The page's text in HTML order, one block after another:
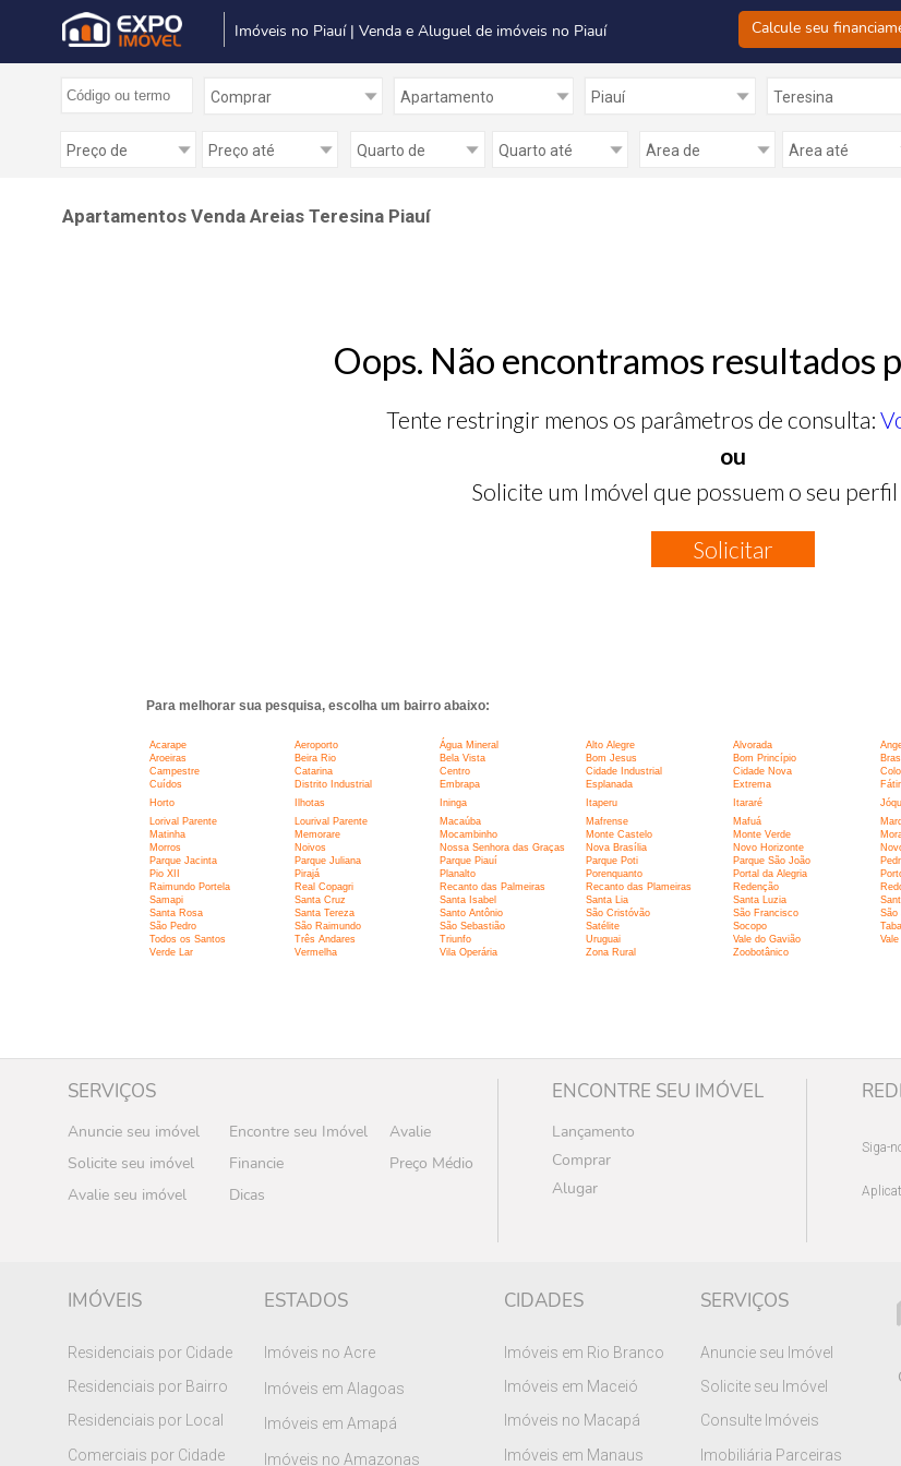
Imóveis no Piauí | Venda e Aluguel de imóveis no Piauí Calcule seu
Apartamentos Venda Areias Teresina Piauí
Oops. Não encontramos resultados
Tente restringir menos os parâmetros de consulta:
ou
Solicite um Imóvel que possuem o seu
Solicitar
Para melhorar sua pesquisa, escolha um bairro abaixo:
Acarape Aeroporto Água Mineral Alto Alegre Alvorada
Aroeiras
Beira Rio Bela Vista Bom Jesus Bom Princípio
Campestre
Catarina Centro Cidade Industrial Cidade Nova
Cuídos
Distrito Industrial Embrapa Esplanada Extrema
Horto
Ilhotas Ininga Itaperu Itararé
Lorival Parente
Lourival Parente Macaúba Mafrense Mafuá
Matinha
Memorare Mocambinho Monte Castelo Monte Verde
Morros
Noivos Nossa Senhora das Graças Nova Brasília Novo Horizonte
Parque Jacinta
Parque Juliana Parque Piauí Parque Poti Parque São João
Pio XII
Pirajá Planalto Porenquanto Portal da Alegria
Raimundo Portela
Real Copagri Recanto das Palmeiras Recanto das Plameiras Redenção
Samapi
Santa Cruz Santa Isabel Santa Lia Santa Luzia
Santa Rosa
Santa Tereza Santo Antônio São Cristóvão São Francisco São
São Pedro
São Raimundo São Sebastião Satélite Socopo
Todos os Santos
Três Andares Triunfo Uruguai Vale do Gavião
Verde Lar
Vermelha Vila Operária Zona Rural Zoobotânico
SERVIÇOS
Anuncie seu imóvel Encontre seu Imóvel
Avalie
Solicite seu imóvel
Financie
Preço Médio
Avalie seu imóvel
Dicas
ENCONTRE SEU IMÓVEL
Lançamento
Comprar
Alugar
Siga-
IMÓVEIS
Residenciais por Cidade
Residenciais por Bairro
Residenciais por Local
Comerciais por Cidade
ESTADOS
Imóveis no Acre
Imóveis em Alagoas
Imóveis em Amapá
Imóveis no Amazonas
CIDADES
Imóveis em Rio Branco
Imóveis em Maceió
Imóveis no Macapá
Imóveis em Manaus
SERVIÇOS
Anuncie seu Imóvel
Solicite seu Imóvel
Consulte Imóveis
Imobiliária Parceiras